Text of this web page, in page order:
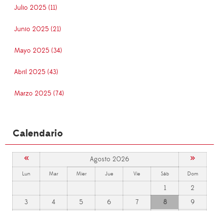
Julio 2025 (11)
Junio 2025 (21)
Mayo 2025 (34)
Abril 2025 (43)
Marzo 2025 (74)
Calendario
« Agosto 2026 »
Lun Mar Mier Jue Vie Sáb Dom
1
2
3
4 5 6 7 8
9